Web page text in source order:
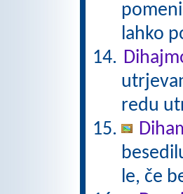
lahko
redu
le, če